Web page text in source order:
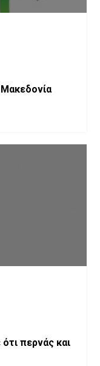
Μακεδονία
περνάς και